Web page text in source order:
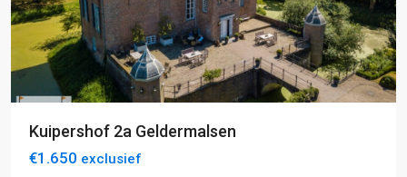
Kuipershof 2a Geldermalsen
€1.650 exclusief